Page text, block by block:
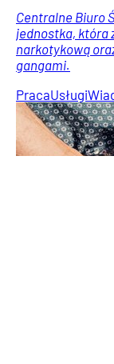
Centralne Biuro
jednostka, która
narkotykową
gangami.
PracaUsługi